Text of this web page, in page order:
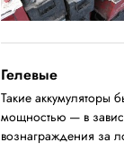
Гелевые
Такие аккумуляторы
мощностью — в
вознаграждения за